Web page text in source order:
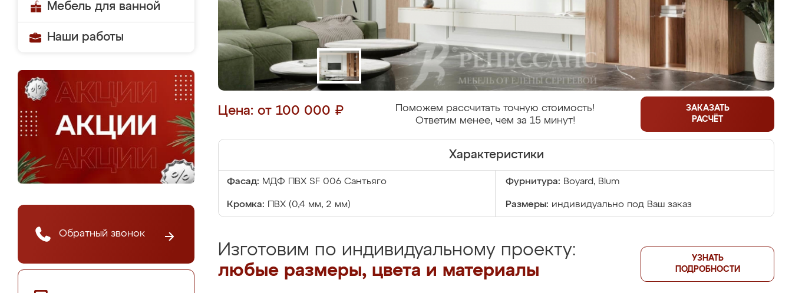
Мебель для ванной
Наши работы
Обратный звонок
Цена: от 100 000 ₽
Поможем рассчитать точную стоимость!
Ответим менее, чем за 15 минут!
ЗАКАЗАТЬ
РАСЧЁТ
Характеристики
Фасад: МДФ ПВХ SF 006 Сантьяго Фурнитура: Boyard, Blum
Кромка: ПВХ (0,4 мм, 2 мм) Размеры: индивидуально под Ваш заказ
Изготовим по индивидуальному проекту:
любые размеры, цвета и материалы
УЗНАТЬ
ПОДРОБНОСТИ